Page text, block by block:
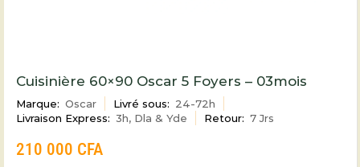
Cuisinière 60×90 Oscar 5 Foyers – 03mois
Marque: Oscar Livré sous: 24-72h
Livraison Express: 3h, Dla & Yde Retour: 7 Jrs
210 000 CFA